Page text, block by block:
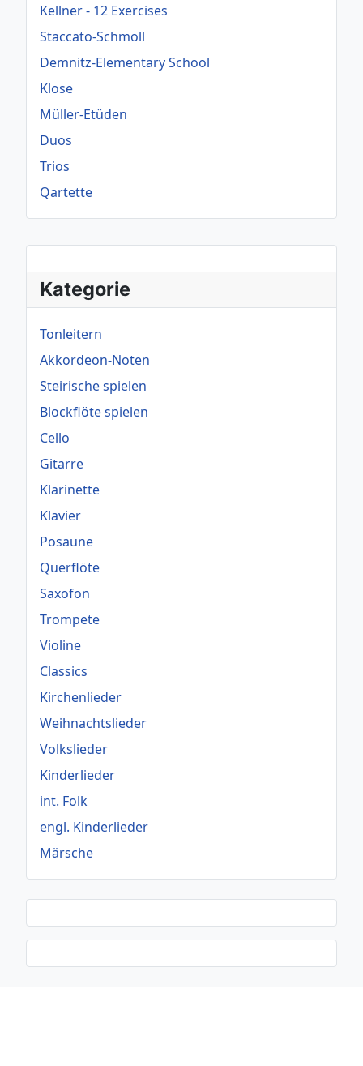
Kategorie
Tonleitern
Akkordeon-Noten
Steirische spielen
Blockflöte spielen
Cello
Gitarre
Klarinette
Klavier
Posaune
Querflöte
Saxofon
Trompete
Violine
Classics
Kirchenlieder
Weihnachtslieder
Volkslieder
Kinderlieder
int. Folk
engl. Kinderlieder
Märsche
Kellner - 12 Exercises
Staccato-Schmoll
Demnitz-Elementary School
Klose
Müller-Etüden
Duos
Trios
Qartette